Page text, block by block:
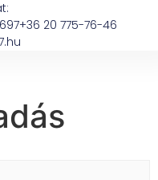
+36 20 775-76-46